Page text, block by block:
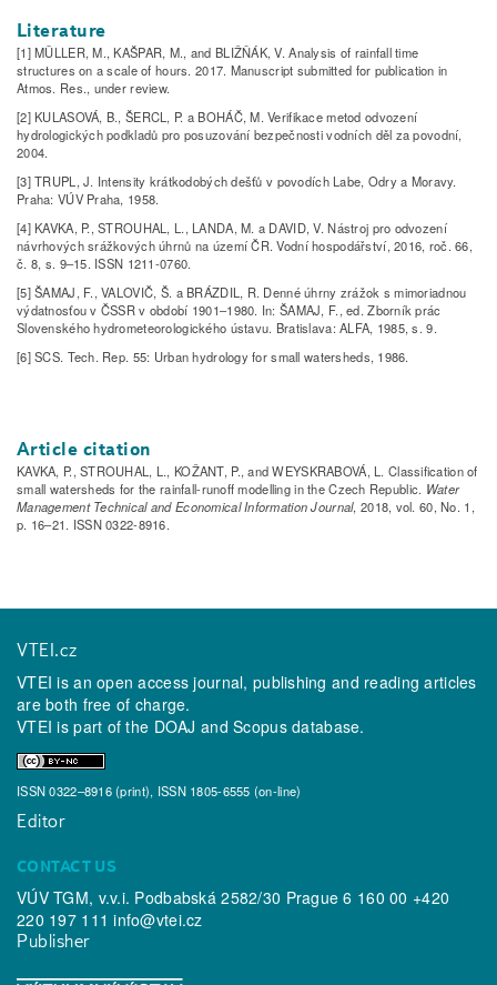
Literature
[1] MÜLLER, M., KAŠPAR, M., and BLIŽŇÁK, V. Analysis of rainfall time
structures on a scale of hours. 2017. Manuscript submitted for publication in
Atmos. Res., under review.
[2] KULASOVÁ, B., ŠERCL, P. a BOHÁČ, M. Verifikace metod odvození
hydrologických podkladů pro posuzování­ bezpečnosti vodní­ch děl za povodní,
2004.
[3] TRUPL, J. Intensity krátkodobých dešťů v povodí­ch Labe, Odry a Moravy.
Praha: VÚV Praha, 1958.
[4] KAVKA, P., STROUHAL, L., LANDA, M. a DAVID, V. Nástroj pro odvození
návrhových srážkových úhrnů na území ČR. Vodní hospodářství, 2016, roč. 66,
č. 8, s. 9–15. ISSN 1211-0760.
[5] ŠAMAJ, F., VALOVIČ, Š. a BRÁZDIL, R. Denné úhrny zrážok s mimoriadnou
výdatnosťou v ČSSR v období­ 1901–1980. In: ŠAMAJ, F., ed. Zborní­k prác
Slovenského hydrometeorologického ústavu. Bratislava: ALFA, 1985, s. 9.
[6] SCS. Tech. Rep. 55: Urban hydrology for small watersheds, 1986.
Article citation
KAVKA, P., STROUHAL, L., KOŽANT, P., and WEYSKRABOVÁ, L. Classification of
small watersheds for the rainfall-runoff modelling in the Czech Republic. Water
Management Technical and Economical Information Journal, 2018, vol. 60, No. 1,
p. 16–21. ISSN 0322-8916.
VTEI.cz
VTEI is an open access journal, publishing and reading articles
are both free of charge.
VTEI is part of the DOAJ andScopusdatabase.
ISSN 0322–8916 (print), ISSN 1805-6555 (on-line)
Editor
CONTACT US
VÚV TGM, v.v.i. Podbabská 2582/30 Prague 6 160 00 +420
220 197 111info@vtei.cz
Publisher